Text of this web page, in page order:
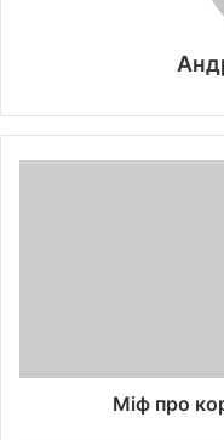
Міф про